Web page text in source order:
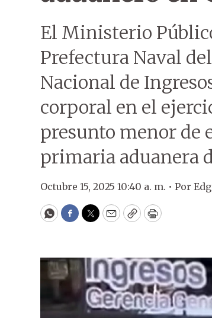
El Ministerio
Prefectura Naval
Nacional de
corporal en el
presunto menor de
primaria aduanera
Octubre 15, 2025 10:40 a. m. • Por
WhatsApp
Facebook
Twitter
EmailCopyPrint